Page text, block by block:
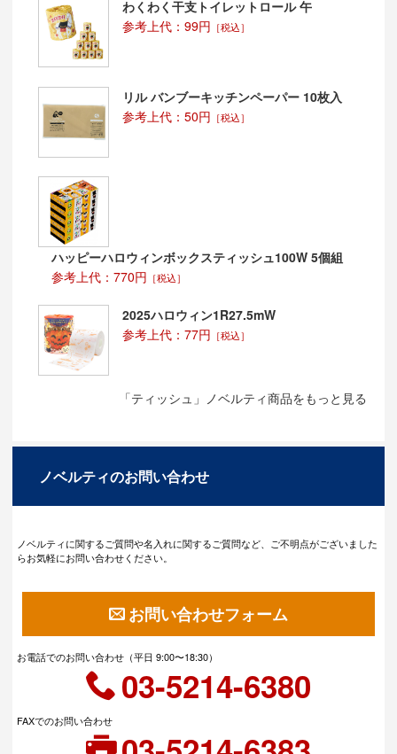
わくわく干支トイレットロール 午
参考上代：99円 ［税込］
リル バンブーキッチンペーパー 10枚入
参考上代：50円 ［税込］
ハッピーハロウィンボックスティッシュ100W 5個組
参考上代：770円 ［税込］
2025ハロウィン1R27.5mW
参考上代：77円 ［税込］
「ティッシュ」ノベルティ商品をもっと見る
ノベルティのお問い合わせ
ノベルティに関するご質問や名入れに関するご質問など、ご不明点がございました
らお気軽にお問い合わせください。
お問い合わせフォーム
お電話でのお問い合わせ（平日 9:00〜18:30）
03-5214-6380
FAXでのお問い合わせ